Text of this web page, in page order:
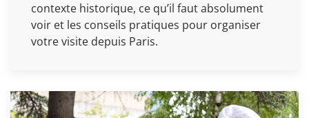
contexte historique, ce qu’il faut absolument
voir et les conseils pratiques pour organiser
votre visite depuis Paris.